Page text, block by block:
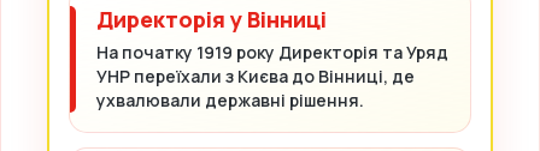
Директорія у Вінниці
На початку 1919 року Директорія та Уряд
УНР переїхали з Києва до Вінниці, де
ухвалювали державні рішення.